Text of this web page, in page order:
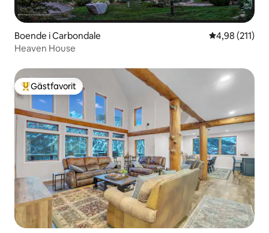
Boende i Carbondale 4,98 av 5 i
4,98 (211)
Heaven House
Populär gästfavorit
Gästfavorit